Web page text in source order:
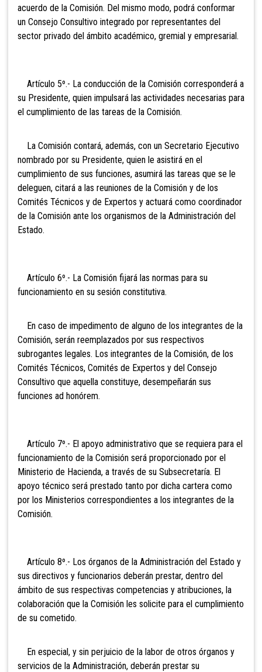
acuerdo de la Comisión. Del mismo modo, podrá conformar
un Consejo Consultivo integrado por representantes del
sector privado del ámbito académico, gremial y empresarial.
Artículo 5º.- La conducción de la Comisión corresponderá a
su Presidente, quien impulsará las actividades necesarias para
el cumplimiento de las tareas de la Comisión.
La Comisión contará, además, con un Secretario Ejecutivo
nombrado por su Presidente, quien le asistirá en el
cumplimiento de sus funciones, asumirá las tareas que se le
deleguen, citará a las reuniones de la Comisión y de los
Comités Técnicos y de Expertos y actuará como coordinador
de la Comisión ante los organismos de la Administración del
Estado.
Artículo 6º.- La Comisión fijará las normas para su
funcionamiento en su sesión constitutiva.
En caso de impedimento de alguno de los integrantes de la
Comisión, serán reemplazados por sus respectivos
subrogantes legales. Los integrantes de la Comisión, de los
Comités Técnicos, Comités de Expertos y del Consejo
Consultivo que aquella constituye, desempeñarán sus
funciones ad honórem.
Artículo 7º.- El apoyo administrativo que se requiera para el
funcionamiento de la Comisión será proporcionado por el
Ministerio de Hacienda, a través de su Subsecretaría. El
apoyo técnico será prestado tanto por dicha cartera como
por los Ministerios correspondientes a los integrantes de la
Comisión.
Artículo 8º.- Los órganos de la Administración del Estado y
sus directivos y funcionarios deberán prestar, dentro del
ámbito de sus respectivas competencias y atribuciones, la
colaboración que la Comisión les solicite para el cumplimiento
de su cometido.
En especial, y sin perjuicio de la labor de otros órganos y
servicios de la Administración, deberán prestar su